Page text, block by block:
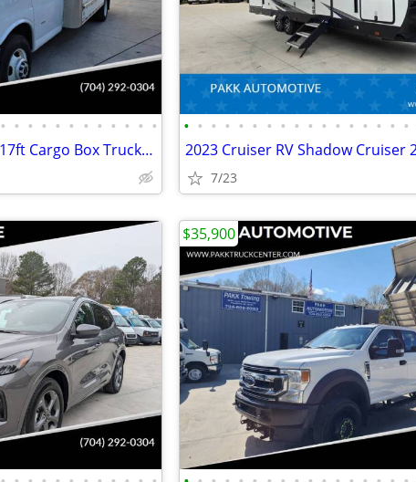
• • • • • • • • • • • •
2021 GMC Savana 3500 17ft Cargo Box Truck Cutaway Work Delivery Van
• • • • • • • • • • • • • • • • •
7/23
$35,900